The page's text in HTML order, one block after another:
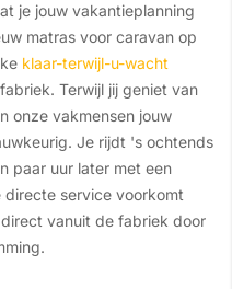
je jouw vakantieplanning
matras voor caravan op
klaar-terwijl-u-wacht
Terwijl jij geniet van
onze vakmensen jouw
Je rijdt 's ochtends
paar uur later met een
directe service voorkomt
vanuit de fabriek door